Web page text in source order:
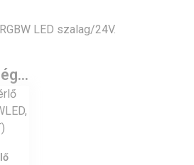
LED szalag/24V.